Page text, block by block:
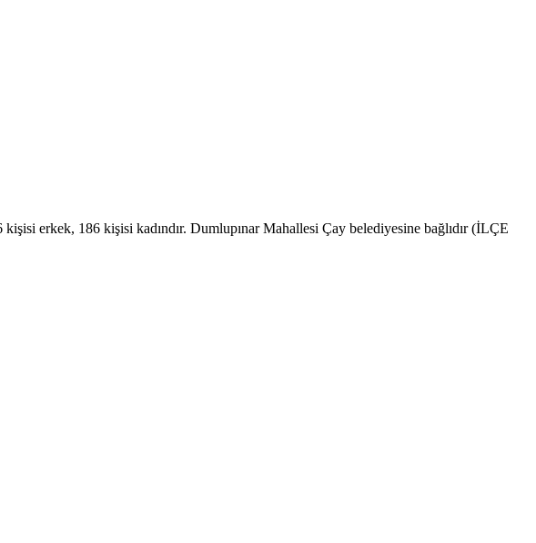
erkek, 186 kişisi kadındır. Dumlupınar Mahallesi Çay belediyesine bağlıdır (İLÇE